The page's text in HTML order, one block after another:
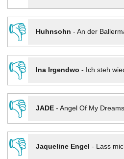
👎
Huhnsohn - An der
👎
Ina Irgendwo - Ich steh
👎
JADE- Angel Of My Dreams
👎
Jaqueline Engel - Lass